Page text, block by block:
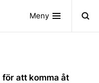
Meny
för att komma åt